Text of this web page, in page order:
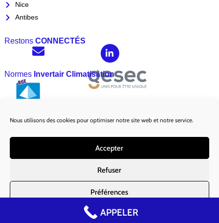
Nous utilisons des cookies pour optimiser notre site web et notre service.
Accepter
Refuser
Préférences
Politique de cookies
Nice
Antibes
Restons CONNECTÉS
Normes Invertair Climatisation
MarquesPartenaires :
Mentions légales |Politique de Cookies EU
APPELER